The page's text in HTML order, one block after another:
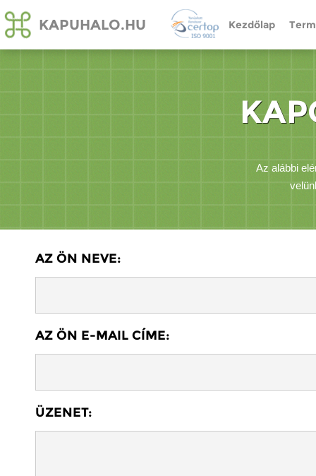
KAPUHALO.HU Kezdőlap
Az alábbi
AZ ÖN NEVE:
AZ ÖN E-MAIL CÍME:
ÜZENET: